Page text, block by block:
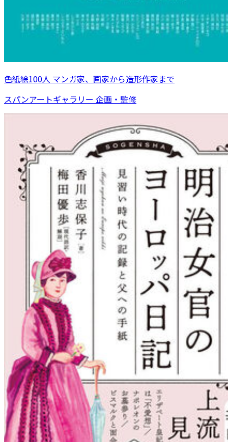
色紙絵100人 マンガ家、画家から造形作家まで
スパンアートギャラリー 企画・監修